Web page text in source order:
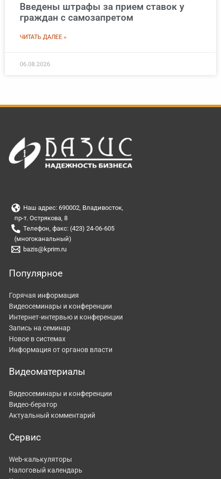
Введены штрафы за прием ставок у
граждан с самозапретом
ЧИТАТЬ ДАЛЕЕ »
06.08.2026
Наш адрес: 690002, Владивосток,
пр-т. Острякова, 8
Телефон, факс: (423) 24-06-605
(многоканальный)
bazis@kprim.ru
Популярное
Горячая информация
Видеосеминары и конференции
Интернет-интервью и конференции
Запись на семинар
Новое в системах
Информация от органов власти
Видеоматериалы
Видеосеминары и конференции
Видео-бератор
Актуальный комментарий
Сервис
Web-калькуляторы
Налоговый календарь